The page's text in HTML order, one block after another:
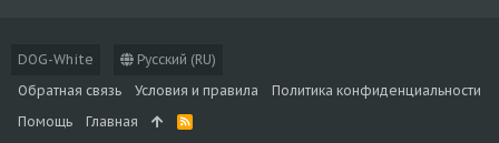
DOG-White
Русский (RU)
Обратная связь
Условия и правила
Политика конфиденциальности
Помощь
Главная
R
S